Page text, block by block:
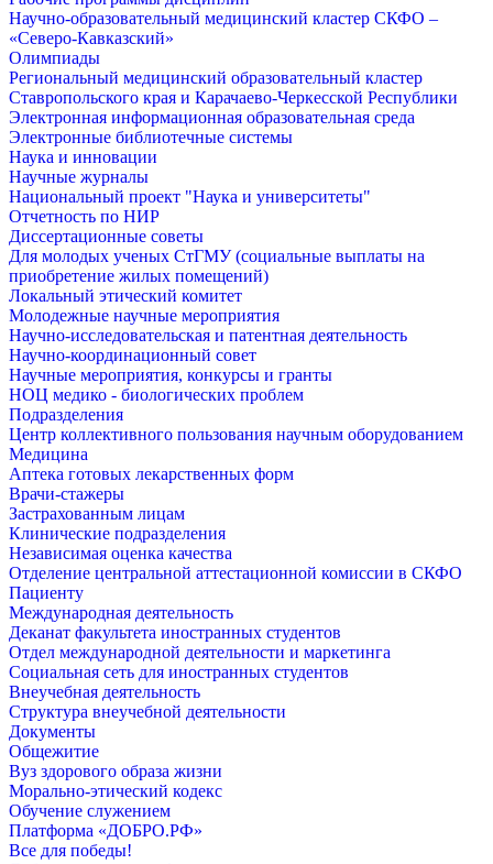
Научно-образовательный медицинский кластер СКФО –
«Северо-Кавказский»
Олимпиады
Региональный медицинский образовательный кластер
Ставропольского края и Карачаево-Черкесской Республики
Электронная информационная образовательная среда
Электронные библиотечные системы
Наука и инновации
Научные журналы
Национальный проект "Наука и университеты"
Отчетность по НИР
Диссертационные советы
Для молодых ученых СтГМУ (социальные выплаты на
приобретение жилых помещений)
Локальный этический комитет
Молодежные научные мероприятия
Научно-исследовательская и патентная деятельность
Научно-координационный совет
Научные мероприятия, конкурсы и гранты
НОЦ медико - биологических проблем
Подразделения
Центр коллективного пользования научным оборудованием
Медицина
Аптека готовых лекарственных форм
Врачи-стажеры
Застрахованным лицам
Клинические подразделения
Независимая оценка качества
Отделение центральной аттестационной комиссии в СКФО
Пациенту
Международная деятельность
Деканат факультета иностранных студентов
Отдел международной деятельности и маркетинга
Социальная сеть для иностранных студентов
Внеучебная деятельность
Структура внеучебной деятельности
Документы
Общежитие
Вуз здорового образа жизни
Морально-этический кодекс
Обучение служением
Платформа «ДОБРО.РФ»
Все для победы!